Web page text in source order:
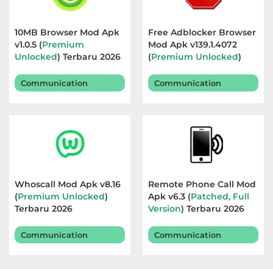
10MB Browser Mod Apk
v1.0.5 (Premium
Unlocked) Terbaru 2026
Communication
Free Adblocker Browser
Mod Apk v139.1.4072
(Premium Unlocked)
Communication
Whoscall Mod Apk v8.16
(Premium Unlocked)
Terbaru 2026
Communication
Remote Phone Call Mod
Apk v6.3 (Patched, Full
Version) Terbaru 2026
Communication